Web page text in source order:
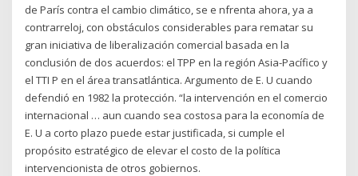
de París contra el cambio climático, se e nfrenta ahora, ya a
contrarreloj, con obstáculos considerables para rematar su
gran iniciativa de liberalización comercial basada en la
conclusión de dos acuerdos: el TPP en la región Asia-Pacífico y
el TTI P en el área transatlántica. Argumento de E. U cuando
defendió en 1982 la protección. “la intervención en el comercio
internacional … aun cuando sea costosa para la economía de
E. U a corto plazo puede estar justificada, si cumple el
propósito estratégico de elevar el costo de la política
intervencionista de otros gobiernos.